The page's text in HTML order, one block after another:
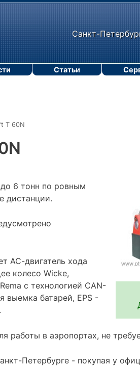
Санкт-
T 60N
6 тонн по ровным
дистанции.
АС-двигатель хода
колесо Wicke,
с технологией CAN-
выемка батарей, EPS -
работы в аэропортах, не
Петербурге - покупая у
Статьи